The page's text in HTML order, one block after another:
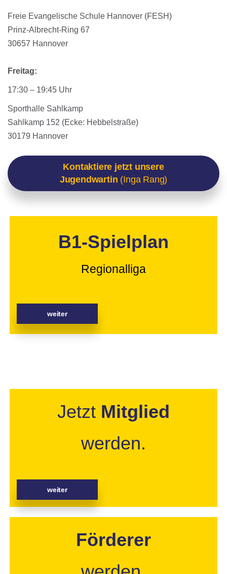
Freie Evangelische Schule Hannover (FESH)
Prinz-Albrecht-Ring 67
30657 Hannover
Freitag:
17:30 – 19:45 Uhr
Sporthalle Sahlkamp
Sahlkamp 152 (Ecke: Hebbelstraße)
30179 Hannover
Kontaktiere jetzt unsere
Jugendwartin (Inga Rang)
B1-Spielplan
Regionalliga
weiter
Jetzt Mitglied
werden.
weiter
Förderer